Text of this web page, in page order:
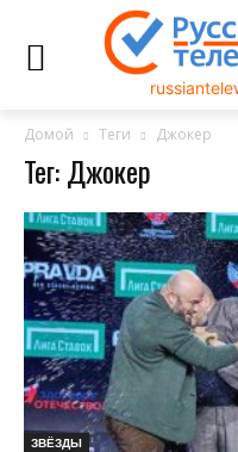
Домой Теги Джокер
Тег: Джокер
ЗВЁЗДЫ